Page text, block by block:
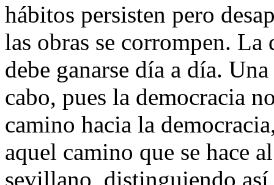
hábitos persisten pero
las obras se corrompen.
debe ganarse día a día.
cabo, pues la democracia
camino hacia la
aquel camino que se hace
sevillano, distinguiendo